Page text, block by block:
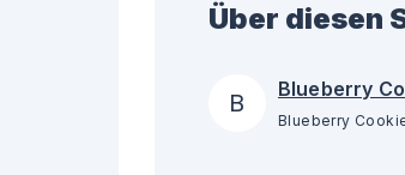
Über diesen
B Blueberry